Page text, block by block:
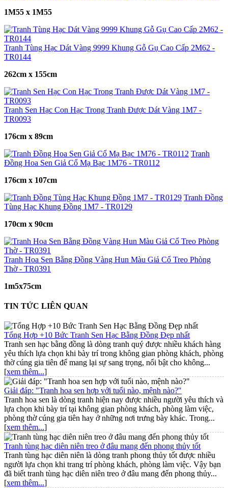
1M55 x 1M55
Tranh Tùng Hạc Dát Vàng 9999 Khung Gỗ Gụ Cao Cấp 2M62 -
TR0144
262cm x 155cm
Tranh Sen Hạc Con Hạc Trong Tranh Được Dát Vàng 1M7 -
TR0093
176cm x 89cm
Tranh
Đồng Hoa Sen Giả Cổ Mạ Bạc 1M76 - TR0112
176cm x 107cm
Tranh Đồng
Tùng Hạc Khung Đồng 1M7 - TR0129
170cm x 90cm
Tranh Hoa Sen Bằng Đồng Vàng Hun Màu Giả Cổ Treo Phòng
Thờ - TR0391
1m5x75cm
TIN TỨC LIÊN QUAN
Tổng Hợp +10 Bức Tranh Sen Hạc Bằng Đồng Đẹp nhất
Tranh sen hạc bằng đồng là dòng tranh quý được nhiều khách hàng
yêu thích lựa chọn khi bày trí trong không gian phòng khách, phòng
thờ cúng gia tiên để mang lại sự sang trọng, nổi bật cho không...
[xem thêm...]
Giải đáp: "Tranh hoa sen hợp với tuổi nào, mệnh nào?"
Tranh hoa sen là dòng tranh hiện nay được nhiều người yêu thích và
lựa chọn khi bày trí tại không gian phòng khách, phòng làm việc,
phòng thờ cúng gia tiên hay ở những nơi trưng bày khác. Trong...
[xem thêm...]
Tranh tùng hạc diên niên treo ở đâu mang đến phong thủy tốt
Tranh tùng hạc diên niên là dòng tranh phong thủy tốt được nhiều
người lựa chọn khi trang trí phòng khách, phòng làm việc. Vậy bạn
đã biết tranh tùng hạc diên niên treo ở đâu mang đến phong thủy...
[xem thêm...]